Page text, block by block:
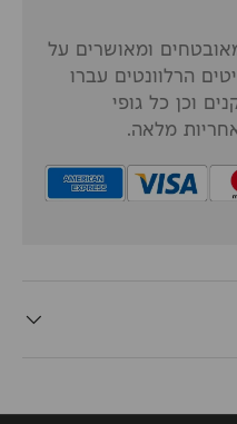
ומאושרים על
הרלוונטים עברו
וכן כל גופי
מלאה.